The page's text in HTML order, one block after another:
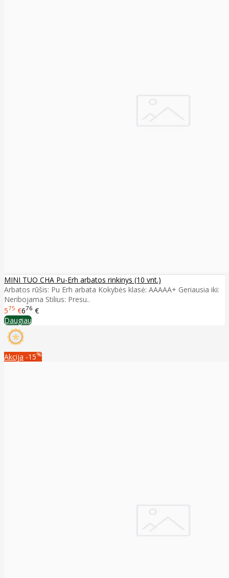
MINI TUO CHA Pu-Erh arbatos rinkinys (10 vnt.)
Arbatos rūšis: Pu Erh arbata Kokybės klasė: AAAAA+ Geriausia iki:
Neribojama Stilius: Presu..
575 €676 €
Daugiau
Akcija -15%